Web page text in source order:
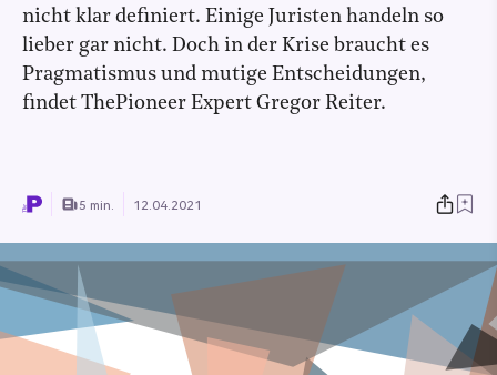
nicht klar definiert. Einige Juristen handeln so
lieber gar nicht. Doch in der Krise braucht es
Pragmatismus und mutige Entscheidungen,
findet ThePioneer Expert Gregor Reiter.
5 min. 12.04.2021